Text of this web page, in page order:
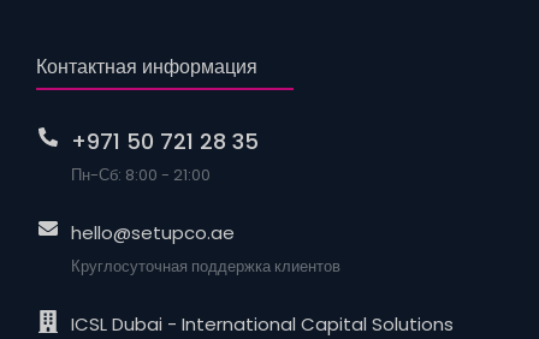
Контактная информация
+971 50 721 28 35
Пн-Сб: 8:00 - 21:00
hello@setupco.ae
Круглосуточная поддержка клиентов
ICSL Dubai - International Capital Solutions